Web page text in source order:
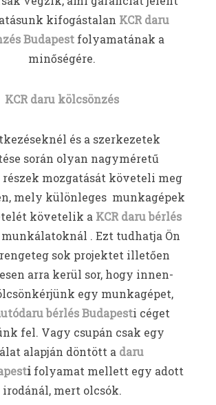
kifogástalan KCR daru
Budapest folyamatának a
minőségére.
KCR daru kölcsönzés
és a szerkezetek
során olyan nagyméretű
mozgatását követeli meg
mely különleges munkagépek
követelik a KCR daru bérlés
. Ezt tudhatja Ön
sok projektet illetően
arra kerül sor, hogy innen-
egy munkagépet,
bérlés Budapesti céget
fel. Vagy csupán csak egy
alapján döntött a daru
i folyamat mellett egy adott
irodánál, mert olcsók.